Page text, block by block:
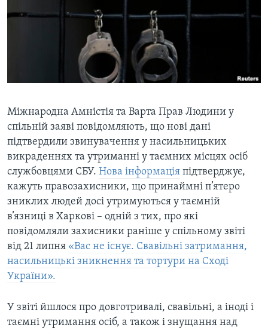
СУСПІЛЬСТВО
ІСТОРІЇ УСПІХУ УКРАЇНЦІВ
БРИФІНГ ГОЛОСУ АМЕРИКИ
ВІКНО В АМЕРИКУ
ПРАЙМ-ТАЙМ
ПОГЛЯД З ВАШИНГТОНА
Learning English
МИ В СОЦМЕРЕЖАХ
Мови
Міжнародна Амністія та Варта Прав Людини у
спільній заяві повідомляють, що нові дані
підтвердили звинувачення у насильницьких
викраденнях та утриманні у таємних місцях осіб
службовцями СБУ. Нова інформація підтверджує,
кажуть правозахисники, що принаймні п’ятеро
зниклих людей досі утримуються у таємній
в’язниці в Харкові – одній з тих, про які
повідомляли захисники раніше у спільному звіті
від 21 липня «Вас не існує. Свавільні затримання,
насильницькі зникнення та тортури на Сході
України».
У звіті йшлося про довготривалі, свавільні, а іноді і
таємні утримання осіб, а також і знущання над